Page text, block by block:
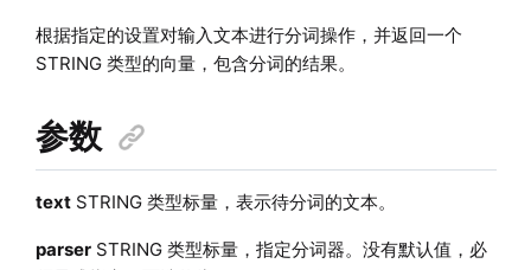
根据指定的设置对输入文本进行分词操作，并返回一个
STRING 类型的向量，包含分词的结果。
参数
textSTRING 类型标量，表示待分词的文本。
parserSTRING 类型标量，指定分词器。没有默认值，必